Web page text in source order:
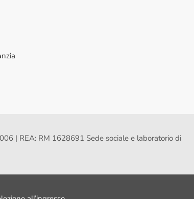
| REA: RM 1628691 Sede sociale e laboratorio di